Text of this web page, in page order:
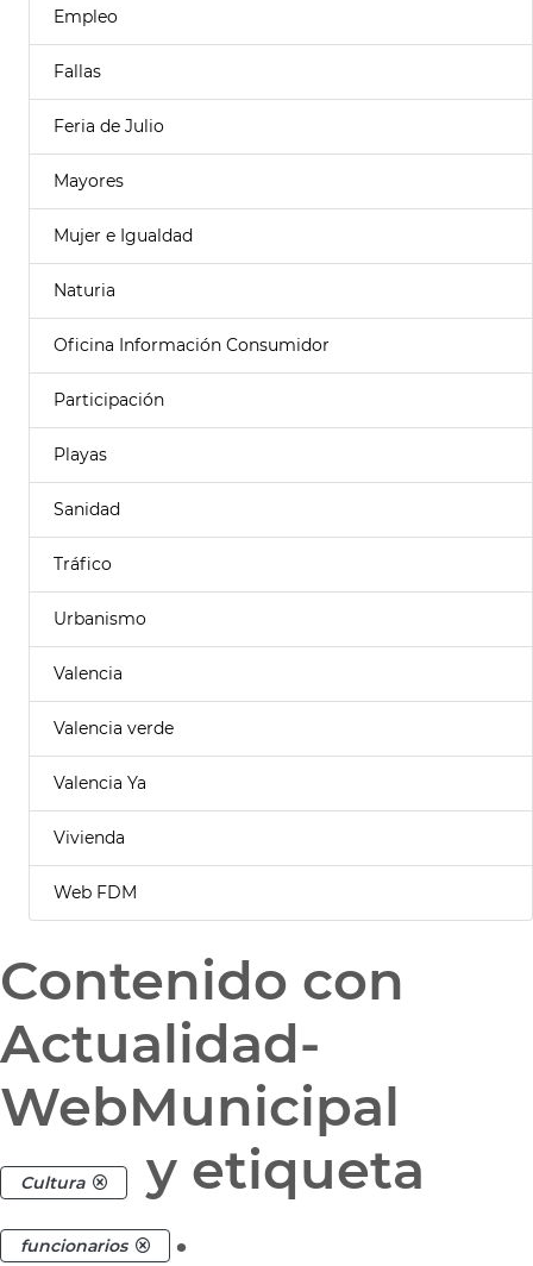
Empleo
Fallas
Feria de Julio
Mayores
Mujer e Igualdad
Naturia
Oficina Información Consumidor
Participación
Playas
Sanidad
Tráfico
Urbanismo
Valencia
Valencia verde
Valencia Ya
Vivienda
Web FDM
Contenido con
Actualidad-
WebMunicipal
Cultura y etiqueta
funcionarios .